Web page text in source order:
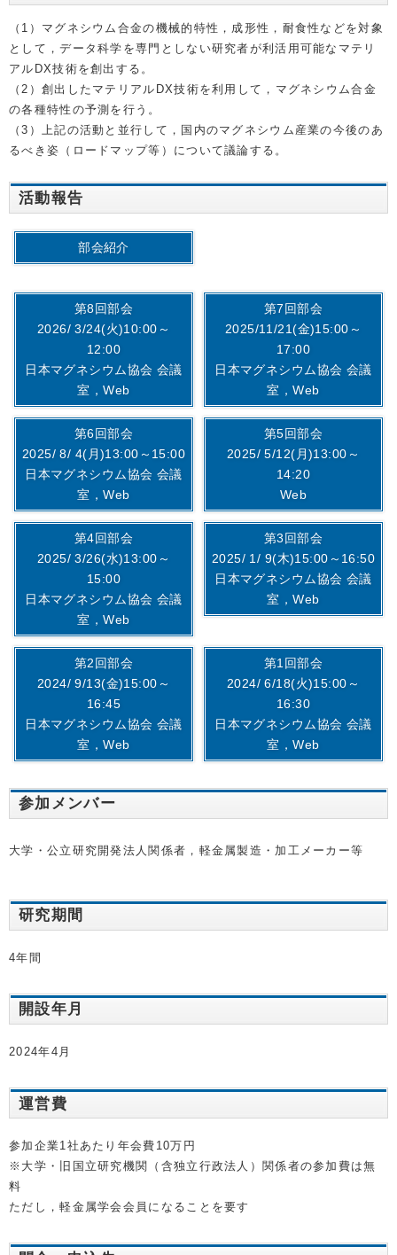
（1）マグネシウム合金の機械的特性，成形性，耐食性などを対象
として，データ科学を専門としない研究者が利活用可能なマテリ
アルDX技術を創出する。
（2）創出したマテリアルDX技術を利用して，マグネシウム合金
の各種特性の予測を行う。
（3）上記の活動と並行して，国内のマグネシウム産業の今後のあ
るべき姿（ロードマップ等）について議論する。
活動報告
部会紹介
第8回部会
2026/ 3/24(火)10:00～
12:00
日本マグネシウム協会 会議
室，Web
第7回部会
2025/11/21(金)15:00～
17:00
日本マグネシウム協会 会議
室，Web
第6回部会
2025/ 8/ 4(月)13:00～15:00
日本マグネシウム協会 会議
室，Web
第5回部会
2025/ 5/12(月)13:00～
14:20
Web
第4回部会
2025/ 3/26(水)13:00～
15:00
日本マグネシウム協会 会議
室，Web
第3回部会
2025/ 1/ 9(木)15:00～16:50
日本マグネシウム協会 会議
室，Web
第2回部会
2024/ 9/13(金)15:00～
16:45
日本マグネシウム協会 会議
室，Web
第1回部会
2024/ 6/18(火)15:00～
16:30
日本マグネシウム協会 会議
室，Web
参加メンバー
大学・公立研究開発法人関係者，軽金属製造・加工メーカー等
研究期間
4年間
開設年月
2024年4月
運営費
参加企業1社あたり年会費10万円
※大学・旧国立研究機関（含独立行政法人）関係者の参加費は無
料
ただし，軽金属学会会員になることを要す